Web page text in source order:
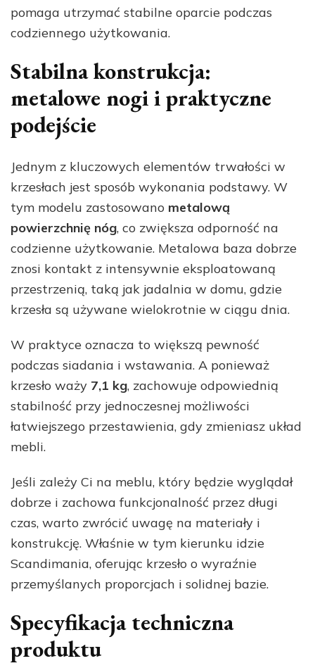
pomaga utrzymać stabilne oparcie podczas
codziennego użytkowania.
Stabilna konstrukcja:
metalowe nogi i praktyczne
podejście
Jednym z kluczowych elementów trwałości w
krzesłach jest sposób wykonania podstawy. W
tym modelu zastosowano metalową
powierzchnię nóg, co zwiększa odporność na
codzienne użytkowanie. Metalowa baza dobrze
znosi kontakt z intensywnie eksploatowaną
przestrzenią, taką jak jadalnia w domu, gdzie
krzesła są używane wielokrotnie w ciągu dnia.
W praktyce oznacza to większą pewność
podczas siadania i wstawania. A ponieważ
krzesło waży 7,1 kg, zachowuje odpowiednią
stabilność przy jednoczesnej możliwości
łatwiejszego przestawienia, gdy zmieniasz układ
mebli.
Jeśli zależy Ci na meblu, który będzie wyglądał
dobrze i zachowa funkcjonalność przez długi
czas, warto zwrócić uwagę na materiały i
konstrukcję. Właśnie w tym kierunku idzie
Scandimania, oferując krzesło o wyraźnie
przemyślanych proporcjach i solidnej bazie.
Specyfikacja techniczna
produktu